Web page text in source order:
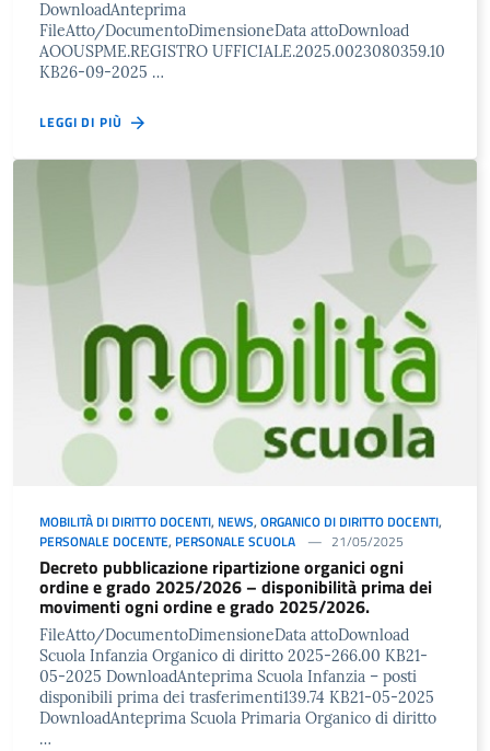
DownloadAnteprima
FileAtto/DocumentoDimensioneData attoDownload
AOOUSPME.REGISTRO UFFICIALE.2025.0023080359.10
KB26-09-2025 …
LEGGI DI PIÙ
MOBILITÀ DI DIRITTO DOCENTI, NEWS, ORGANICO DI DIRITTO DOCENTI,
PERSONALE DOCENTE, PERSONALE SCUOLA 21/05/2025
Decreto pubblicazione ripartizione organici ogni
ordine e grado 2025/2026 – disponibilità prima dei
movimenti ogni ordine e grado 2025/2026.
FileAtto/DocumentoDimensioneData attoDownload
Scuola Infanzia Organico di diritto 2025-266.00 KB21-
05-2025 DownloadAnteprima Scuola Infanzia – posti
disponibili prima dei trasferimenti139.74 KB21-05-2025
DownloadAnteprima Scuola Primaria Organico di diritto
…